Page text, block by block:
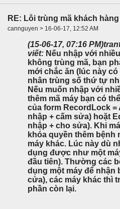
RE: Lỗi trùng mã khách hàng
cannguyen > 16-06-17, 12:52 AM
(15-06-17, 07:16 PM)
viết: Nếu nhập với
không trùng mã, bạn
mới chắc ăn (lúc này
nhân trùng số thứ tự
Nếu muốn nhập với
thêm mã máy bạn có
của form RecordLock =
nhập + cấm sửa) hoặt
nhập + cho sửa). Khi
khóa quyền thêm bệnh
máy khác. Lúc này dù
dụng được như một
đầu tiên). Thường các
dụng một máy để nhận
cửa), các máy khác thì
phần còn lại.